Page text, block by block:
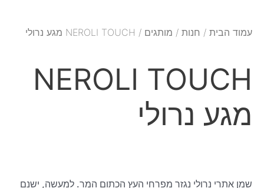
עמוד הבית / חנות / מותגים / NEROLI TOUCH מגע נרולי
NEROLI TOUCH
מגע נרולי
שמן אתרי נרולי נגזר מפרחי העץ הכתום המר. למעשה, ישנם